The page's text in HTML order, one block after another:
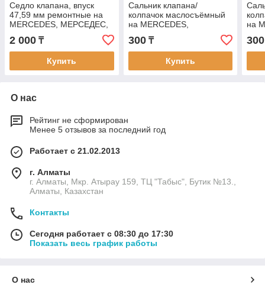
Седло клапана, впуск
47,59 мм ремонтные на
MERCEDES, МЕРСЕДЕС,
GUNES S0729
2 000 ₸
Купить
Сальник клапана/
колпачок маслосъёмный
на MERCEDES,
МЕРСЕДЕС, VICTOR
REINZ 70-27214-00
300₸
Купить
на
300
О нас
Рейтинг не сформирован
Менее 5 отзывов за последний год
Работает с 21.02.2013
г. Алматы
г. Алматы, Мкр. Атырау 159, ТЦ "Табыс", Бутик №13.,
Алматы, Казахстан
Контакты
Сегодня работает с 08:30 до 17:30
Показать весь график работы
О нас